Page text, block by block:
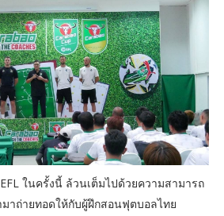
ในครั้งนี้ ล้วนเต็มไปด้วยความสามารถ
าถ่ายทอดให้กับผู้ฝึกสอนฟุตบอลไทย